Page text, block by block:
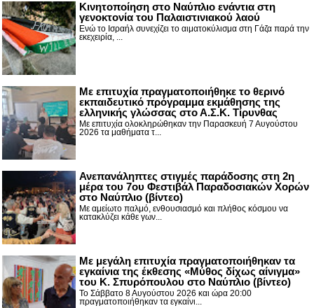
Κινητοποίηση στο Ναύπλιο ενάντια στη
γενοκτονία του Παλαιστινιακού λαού
Ενώ το Ισραήλ συνεχίζει το αιματοκύλισμα στη Γάζα παρά την
εκεχειρία, ...
Με επιτυχία πραγματοποιήθηκε το θερινό
εκπαιδευτικό πρόγραμμα εκμάθησης της
ελληνικής γλώσσας στο Α.Σ.Κ. Τίρυνθας
Με επιτυχία ολοκληρώθηκαν την Παρασκευή 7 Αυγούστου
2026 τα μαθήματα τ...
Ανεπανάληπτες στιγμές παράδοσης στη 2η
μέρα του 7ου Φεστιβάλ Παραδοσιακών Χορών
στο Ναύπλιο (βίντεο)
Με αμείωτο παλμό, ενθουσιασμό και πλήθος κόσμου να
κατακλύζει κάθε γων...
Με μεγάλη επιτυχία πραγματοποιήθηκαν τα
εγκαίνια της έκθεσης «Μύθος δίχως αίνιγμα»
του Κ. Σπυρόπουλου στο Ναύπλιο (βίντεο)
Το Σάββατο 8 Αυγούστου 2026 και ώρα 20:00
πραγματοποιήθηκαν τα εγκαίνι...